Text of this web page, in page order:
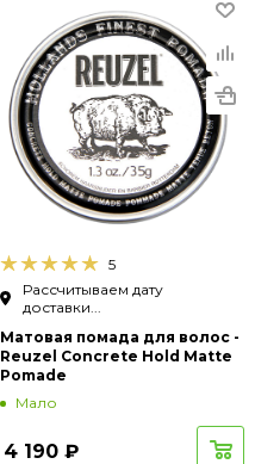
5
Рассчитываем дату
доставки...
Матовая помада для волос -
Reuzel Concrete Hold Matte
Pomade
Мало
4 190 ₽